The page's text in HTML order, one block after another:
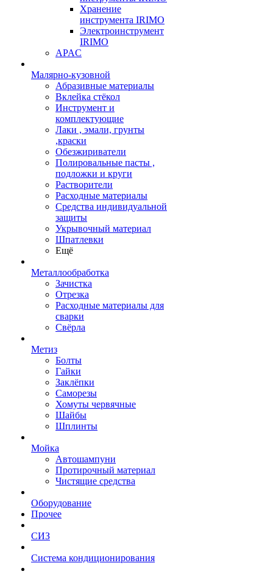
Хранение
инструмента IRIMO
Электроинструмент
IRIMO
APAC
Малярно-кузовной
Абразивные материалы
Вклейка стёкол
Инструмент и
комплектующие
Лаки , эмали, грунты
,краски
Обезжириватели
Полировальные пасты ,
подложки и круги
Растворители
Расходные материалы
Средства индивидуальной
защиты
Укрывочный материал
Шпатлевки
Ещё
Металлообработка
Зачистка
Отрезка
Расходные материалы для
сварки
Свёрла
Метиз
Болты
Гайки
Заклёпки
Саморезы
Хомуты червячные
Шайбы
Шплинты
Мойка
Автошампуни
Протирочный материал
Чистящие средства
Оборудование
Прочее
СИЗ
Система кондиционирования